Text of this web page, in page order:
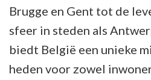
Brugge en Gent tot de
sfeer in steden als
biedt België een unieke
heden voor zowel